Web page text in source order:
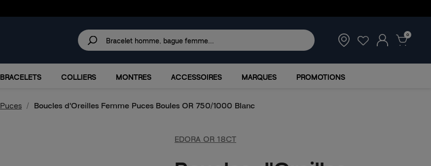
PROMOTIONS
0
BRACELETS COLLIERS MONTRES ACCESSOIRES MARQUES PROMOTIONS
Puces Boucles d'Oreilles Femme Puces Boules OR 750/1000 Blanc
EDORA OR 18CT